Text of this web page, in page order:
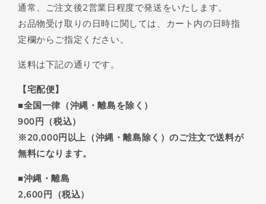
通常、ご注文後2営業日程度で発送をいたします。
お品物受け取りの日時に関しては、カート内の日時指
定欄からご指定ください。
送料は下記の通りです。
【宅配便】
■全国一律（沖縄・離島を除く）
900円（税込）
※20,000円以上（沖縄・離島除く）のご注文で送料が
無料になります。
■沖縄・離島
2,600円（税込）